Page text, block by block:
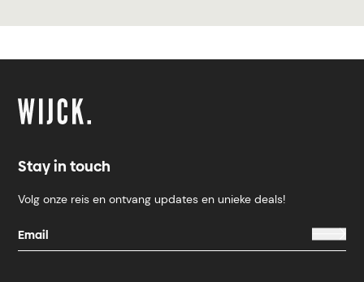
Stay in touch
Volg onze reis en ontvang updates en unieke deals!